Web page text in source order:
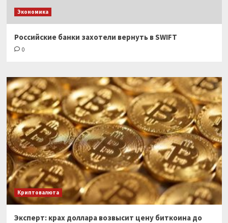
Экономика
Российские банки захотели вернуть в SWIFT
0
Криптовалюта
Эксперт: крах доллара возвысит цену биткоина до